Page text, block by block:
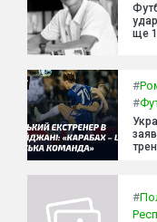
ще
#
#
#